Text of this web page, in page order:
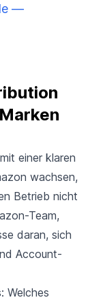
—
einer klaren
wachsen,
Betrieb nicht
Team,
daran, sich
Account-
Welches